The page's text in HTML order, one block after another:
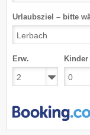
Urlaubsziel – bitte
Erw. Kinder